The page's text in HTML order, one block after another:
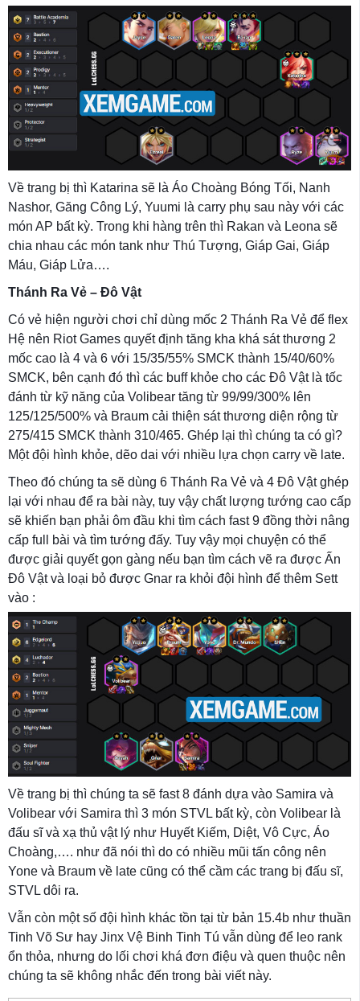
Về trang bị thì Katarina sẽ là Áo Choàng Bóng Tối, Nanh
Nashor, Găng Công Lý, Yuumi là carry phụ sau này với các
món AP bất kỳ. Trong khi hàng trên thì Rakan và Leona sẽ
chia nhau các món tank như Thú Tượng, Giáp Gai, Giáp
Máu, Giáp Lửa….
Thánh Ra Vẻ – Đô Vật
Có vẻ hiện người chơi chỉ dùng mốc 2 Thánh Ra Vẻ để flex
Hệ nên Riot Games quyết định tăng kha khá sát thương 2
mốc cao là 4 và 6 với 15/35/55% SMCK thành 15/40/60%
SMCK, bên cạnh đó thì các buff khỏe cho các Đô Vật là tốc
đánh từ kỹ năng của Volibear tăng từ 99/99/300% lên
125/125/500% và Braum cải thiện sát thương diện rộng từ
275/415 SMCK thành 310/465. Ghép lại thì chúng ta có gì?
Một đội hình khỏe, dẽo dai với nhiều lựa chọn carry về late.
Theo đó chúng ta sẽ dùng 6 Thánh Ra Vẻ và 4 Đô Vật ghép
lại với nhau để ra bài này, tuy vậy chất lượng tướng cao cấp
sẽ khiến bạn phải ôm đầu khi tìm cách fast 9 đồng thời nâng
cấp full bài và tìm tướng đấy. Tuy vậy mọi chuyện có thể
được giải quyết gọn gàng nếu bạn tìm cách vẽ ra được Ấn
Đô Vật và loại bỏ được Gnar ra khỏi đội hình để thêm Sett
vào :
Về trang bị thì chúng ta sẽ fast 8 đánh dựa vào Samira và
Volibear với Samira thì 3 món STVL bất kỳ, còn Volibear là
đấu sĩ và xạ thủ vật lý như Huyết Kiếm, Diệt, Vô Cực, Áo
Choàng,…. như đã nói thì do có nhiều mũi tấn công nên
Yone và Braum về late cũng có thể cầm các trang bị đấu sĩ,
STVL dôi ra.
Vẫn còn một số đội hình khác tồn tại từ bản 15.4b như thuần
Tinh Võ Sư hay Jinx Vệ Binh Tinh Tú vẫn dùng để leo rank
ổn thỏa, nhưng do lối chơi khá đơn điệu và quen thuộc nên
chúng ta sẽ không nhắc đến trong bài viết này.